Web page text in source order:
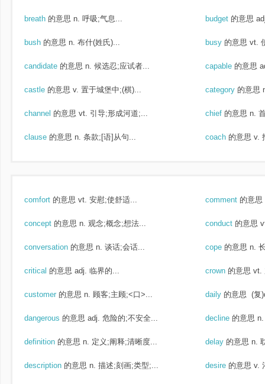
breath 的意思 n. 呼吸;气息... budget 的意思
bush 的意思 n. 布什(姓氏)... busy 的意思 vt.
candidate 的意思 n. 候选忍;应试者... capable 的意思
castle 的意思 v. 置于城堡中;(棋)... category 的意思
channel 的意思 vt. 引导;形成河道;... chief 的意思 n.
clause 的意思 n. 条款;[语]从句... coach 的意思 v.
comfort 的意思 vt. 安慰;使舒适... comment 的意思
concept 的意思 n. 观念;概念;想法... conduct 的意思
conversation 的意思 n. 谈话;会话... cope 的意思 n.
critical 的意思 adj. 临界的... crown 的意思 vt.
customer 的意思 n. 顾客;主顾;<口>... daily 的意思 (复
dangerous 的意思 adj. 危险的;不安全... decline 的意思
definition 的意思 n. 定义;阐释;清晰度... delay 的意思 n.
description 的意思 n. 描述;刻画;类型;... desire 的意思 v.